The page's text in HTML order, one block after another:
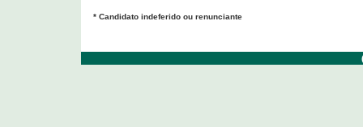
* Candidato indeferido ou renunciante